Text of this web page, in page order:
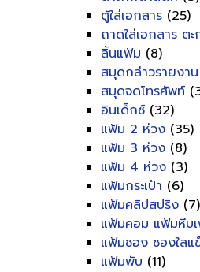
ตู้ใส่เอกสาร (25)
ถาดใส่เอกสาร ตะ
ลิ้นแฟ้ม (8)
สมุดกล่าวรายงาน
สมุดจดโทรศัพท์
อินเด็กซ์ (32)
แฟ้ม 2 ห่วง (35)
แฟ้ม 3 ห่วง (8)
แฟ้ม 4 ห่วง (3)
แฟ้มกระเป๋า (6)
แฟ้มคลิปสปริง (7)
แฟ้มคอม แฟ้มหีบ
แฟ้มซอง ซองใสแ
แฟ้มพับ (11)